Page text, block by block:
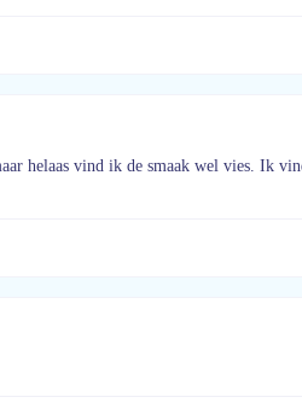
helaas vind ik de smaak wel vies. Ik